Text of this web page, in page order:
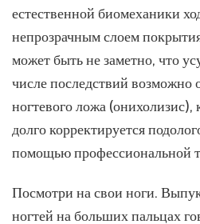
естественной биомеханики
непрозрачным слоем
может быть не заметно, что
числе последствий возможно
ногтевого ложа (онихолизис),
долго корректируется
помощью профессиональной
Посмотри на свои ноги.
ногтей на больших пальцах